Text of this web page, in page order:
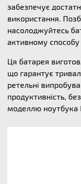
забезпечує
використання.
насолоджуйтесь
активному
Ця батарея
що гарантує
ретельні
продуктивність,
моделлю ноутбука